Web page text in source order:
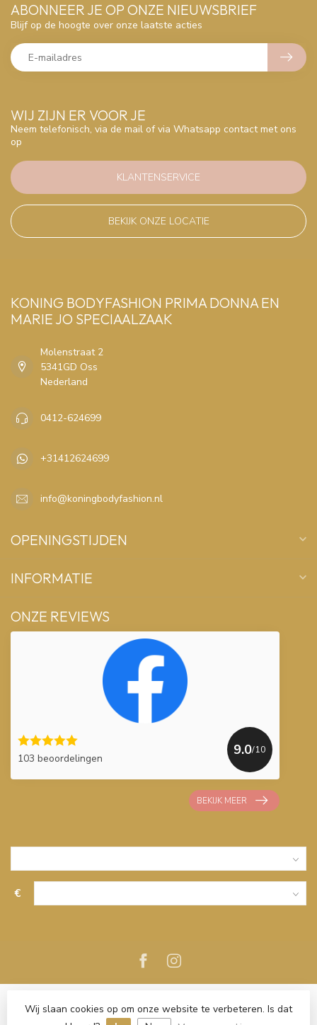
WIJ ZIJN ER VOOR JE
Neem telefonisch, via de mail of via Whatsapp contact met ons
op
KLANTENSERVICE
BEKIJK ONZE LOCATIE
ABONNEER JE OP ONZE NIEUWSBRIEF
Blijf op de hoogte over onze laatste acties
KONING BODYFASHION PRIMA DONNA EN
MARIE JO SPECIAALZAAK
Molenstraat 2
5341GD Oss
Nederland
0412-624699
+31412624699
info@koningbodyfashion.nl
OPENINGSTIJDEN
INFORMATIE
ONZE REVIEWS
103 beoordelingen
9.0/10
BEKIJK MEER
€
Wij slaan cookies op om onze website te verbeteren. Is dat